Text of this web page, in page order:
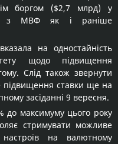
боргом ($2,7 млрд) у
з МВФ як і раніше
на одностайність
щодо підвищення
Слід також звернути
підвищення ставки ще на
засіданні 9 вересня.
до максимуму цього року
стримувати можливе
настроїв на валютному